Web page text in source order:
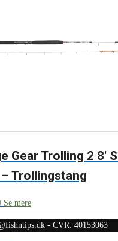
Gear Trolling 2 8′
Trollingstang
Se mere
- CVR: 40153063